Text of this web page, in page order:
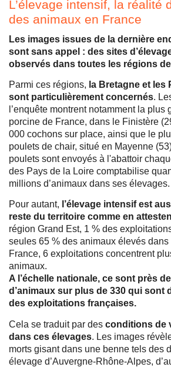
L’élevage intensif, la réalité
des animaux en France
Les images issues de la dernière
sont sans appel : des sites
observés dans toutes les régions de
Parmi ces régions, la Bretagne et les
sont particulièrement concernés.
l’enquête montrent notamment la plus
porcine de France, dans le Finistère
000 cochons sur place, ainsi que le
poulets de chair, situé en Mayenne
poulets sont envoyés à l'abattoir
des Pays de la Loire comptabilise
millions d’animaux dans ses élevages.
Pour autant, l’élevage intensif est
reste du territoire comme en
région Grand Est, 1 % des
seules 65 % des animaux élevés
France, 6 exploitations concentrent
animaux.
A l’échelle nationale, ce sont près
d’animaux sur plus de 330 qui sont
des exploitations françaises.
Cela se traduit par des conditions de
dans ces élevages. Les images
morts gisant dans une benne tels des
élevage d’Auvergne-Rhône-Alpes,